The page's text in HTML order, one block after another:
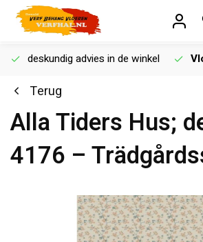
deskundig advies in de winkel
Terug
Alla Tiders Hus;
4176 –